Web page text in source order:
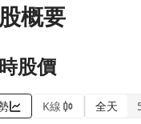
概要
股價
K線 全天